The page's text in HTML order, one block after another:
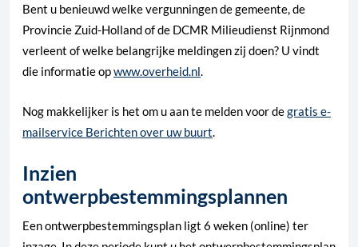
Bent u benieuwd welke vergunningen de gemeente, de
Provincie Zuid-Holland of de DCMR Milieudienst Rijnmond
verleent of welke belangrijke meldingen zij doen? U vindt
die informatie opwww.overheid.nl
Nog makkelijker is het om u aan te melden voor degratis e-
mailservice Berichten over uw buurt
Inzien
ontwerpbestemmingsplannen
Een ontwerpbestemmingsplan ligt 6 weken (online) ter